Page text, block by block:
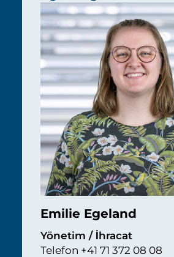
Emilie Egeland
Yönetim / İhracat
Telefon +41 71 372 08 08